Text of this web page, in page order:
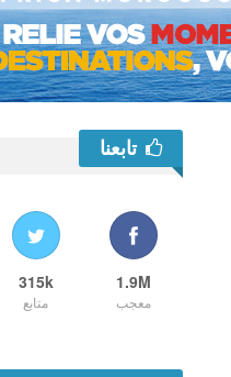
تابعنا
1.9M
معجب
315k
متابع